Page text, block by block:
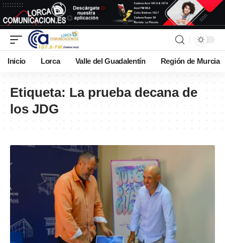
Inicio Lorca Valle del Guadalentín Región de Murcia
Etiqueta: La prueba decana de
los JDG